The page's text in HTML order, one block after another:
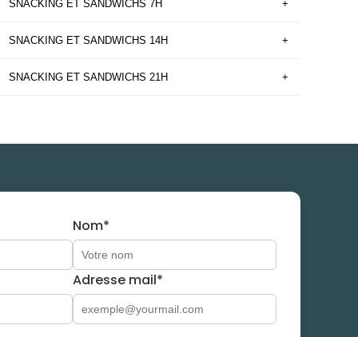
SNACKING ET SANDWICHS 7H +
SNACKING ET SANDWICHS 14H +
SNACKING ET SANDWICHS 21H +
Nom*
Adresse mail*